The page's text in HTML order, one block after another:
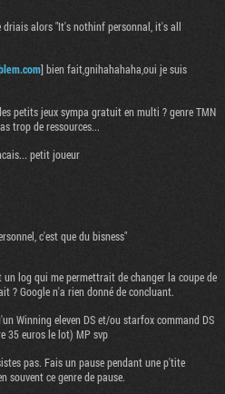
driais alors "It's nothinf personnal, it's all
] bien fait,gnihahahaha,oui je suis
petits jeux sympa gratuit en multi ? genre TMN
trop de ressources...
petit joueur
c'est que du bisness"
log qui me permettrait de changer la coupe de
? Google n'a rien donné de concluant.
Winning eleven DS et/ou starfox command DS
35 euros le lot) MP svp
pas. Fais un pause pendant une p'tite
souvent ce genre de pause.